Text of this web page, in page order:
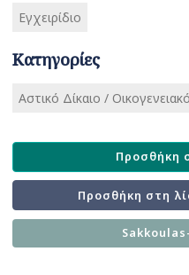
Εγχειρίδιο
Κατηγορίες
Αστικό Δίκαιο /
Προσθήκη
Προσθήκη στη